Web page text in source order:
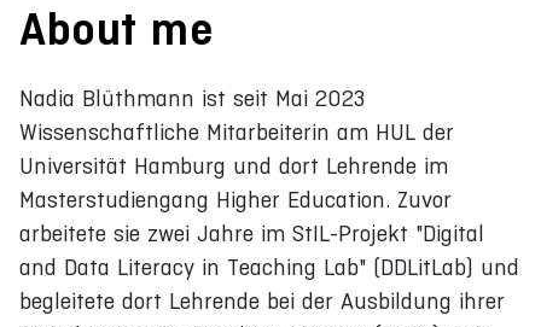
About me
Nadia Blüthmann ist seit Mai 2023
Wissenschaftliche Mitarbeiterin am HUL der
Universität Hamburg und dort Lehrende im
Masterstudiengang Higher Education. Zuvor
arbeitete sie zwei Jahre im StIL-Projekt "Digital
and Data Literacy in Teaching Lab" (DDLitLab) und
begleitete dort Lehrende bei der Ausbildung ihrer